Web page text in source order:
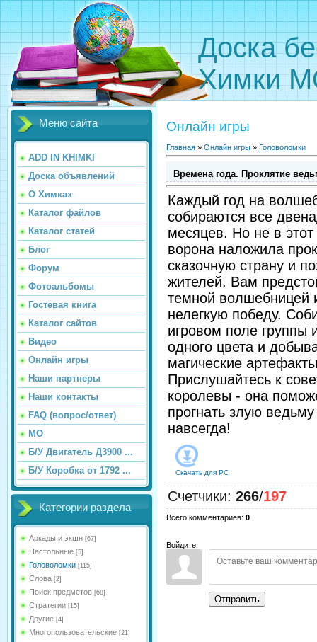
Доска
Химки
Меню сайта
ADD IN KHIMKI
Доска объявлений
О Химках
Каталог файлов
Каталог статей
Блог
Форум
Фотоальбомы
Гостевая книга
Каталог сайтов
Видео
Онлайн игры
Наши партнеры
Наши контакты
FAQ (вопрос/ответ)
МО
Б/У Двигатель Д3900 ...
Б/У Коробка от 1792 ...
Категории раздела
Аркады и экшн [67]
Настольные [5]
Головоломки [115]
Слова [2]
Поиск предметов [68]
Стратегии [15]
Другие [4]
Многопользовательские [21]
Онлайн игры
Главная » Онлайн игры » Головоломки
Времена года. Проклятие
Каждый год на
собираются все
месяцев. Но не в
ворона наложила
сказочную страну и
жителей. Вам
темной волшебницей
нелегкую победу.
игровом поле группы
одного цвета и
магические
Прислушайтесь к
королевы - она
прогнать злую
навсегда!
Скачать для PC
Счетчики: 266/197
Всего комментариев: 0
Войдите:
Отправить